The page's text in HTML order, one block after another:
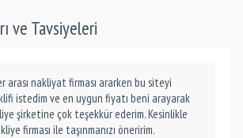
ve Tavsiyeleri
arası nakliyat firması ararken bu siteyi
istedim ve en uygun fiyatı beni arayarak
şirketine çok teşekkür ederim. Kesinlikle
firması ile taşınmanızı öneririm.